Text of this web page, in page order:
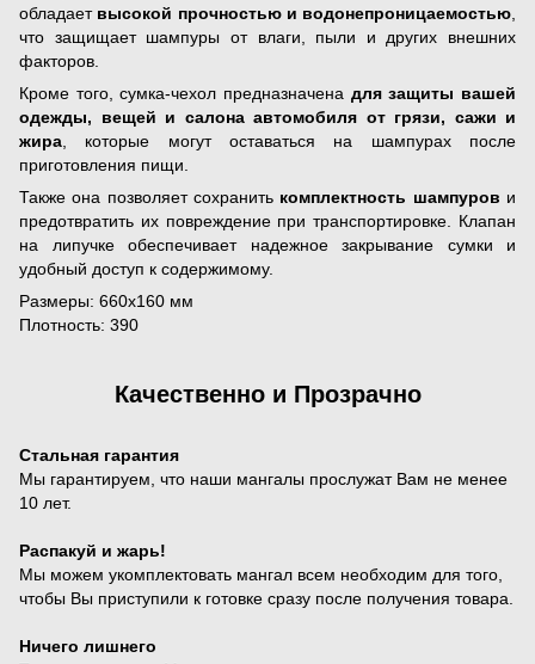
обладает высокой прочностью и водонепроницаемостью
что защищает шампуры от влаги, пыли и других внешних
факторов.
Кроме того, сумка-чехол предназначена для защиты вашей
одежды, вещей и салона автомобиля от грязи, сажи и
жира , которые могут оставаться на шампурах после
приготовления пищи.
Также она позволяет сохранить комплектность шампуров и
предотвратить их повреждение при транспортировке. Клапан
на липучке обеспечивает надежное закрывание сумки и
удобный доступ к содержимому.
Размеры: 660х160 мм
Плотность: 390
Качественно и Прозрачно
Стальная гарантия
Мы гарантируем, что наши мангалы прослужат Вам не менее
10 лет.
Распакуй и жарь!
Мы можем укомплектовать мангал всем необходим для того,
чтобы Вы приступили к готовке сразу после получения товара.
Ничего лишнего